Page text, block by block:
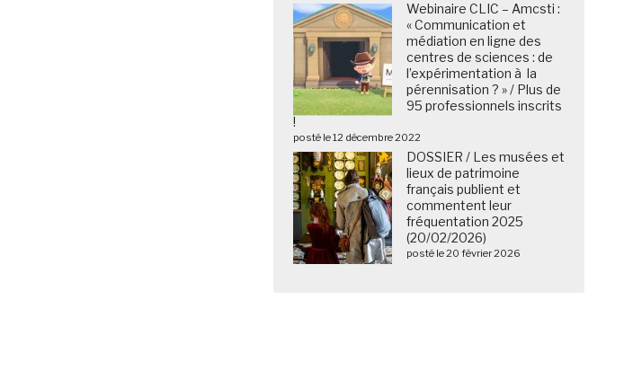
Webinaire CLIC – Amcsti :
« Communication et
médiation en ligne des
centres de sciences : de
l’expérimentation à la
pérennisation ? » / Plus de
95 professionnels inscrits
!
posté le 12 décembre 2022
DOSSIER / Les musées et
lieux de patrimoine
français publient et
commentent leur
fréquentation 2025
(20/02/2026)
posté le 20 février 2026